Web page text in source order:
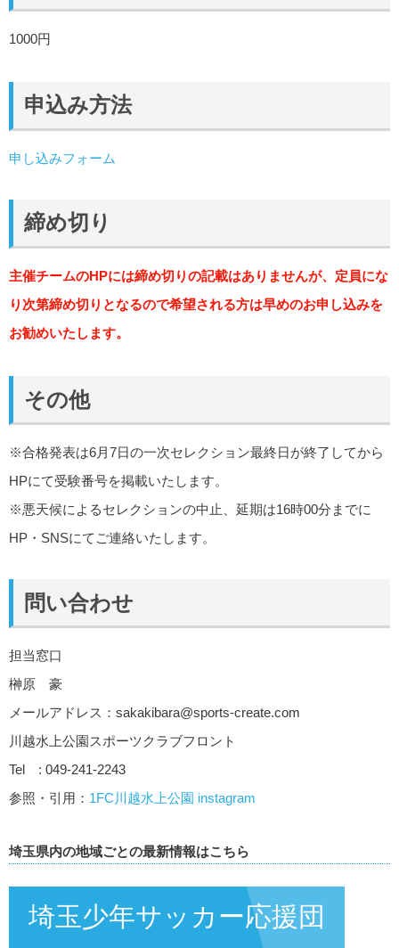
1000円
申込み方法
申し込みフォーム
締め切り
主催チームのHPには締め切りの記載はありませんが、定員にな
り次第締め切りとなるので希望される方は早めのお申し込みを
お勧めいたします。
その他
※合格発表は6月7日の一次セレクション最終日が終了してから
HPにて受験番号を掲載いたします。
※悪天候によるセレクションの中止、延期は16時00分までに
HP・SNSにてご連絡いたします。
問い合わせ
担当窓口
榊原 豪
メールアドレス： sakakibara@sports-create.com
川越水上公園スポーツクラブフロント
Tel : 049-241-2243
参照・引用： 1FC川越水上公園 instagram
埼玉県内の地域ごとの最新情報はこちら
埼玉少年サッカー応援団